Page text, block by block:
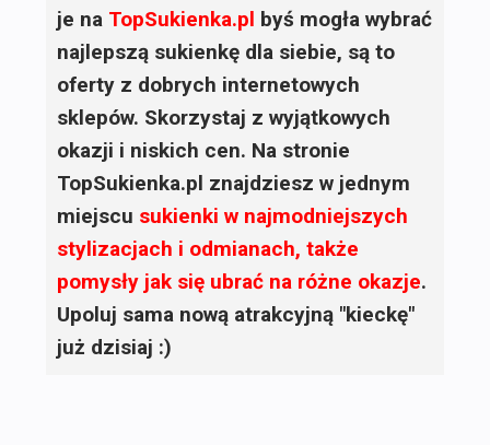
je na TopSukienka.pl byś mogła wybrać
najlepszą sukienkę dla siebie, są to
oferty z dobrych internetowych
sklepów. Skorzystaj z wyjątkowych
okazji i niskich cen. Na stronie
TopSukienka.pl znajdziesz w jednym
miejscu sukienki w najmodniejszych
stylizacjach i odmianach, także
pomysły jak się ubrać na różne okazje.
Upoluj sama nową atrakcyjną "kieckę"
już dzisiaj :)